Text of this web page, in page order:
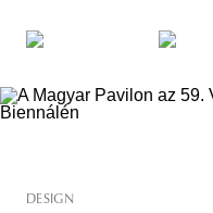
DESIGN